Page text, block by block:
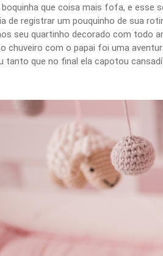
boquinha que coisa mais fofa, e esse
de registrar um pouquinho de sua
seu quartinho decorado com todo
chuveiro com o papai foi uma
tanto que no final ela capotou